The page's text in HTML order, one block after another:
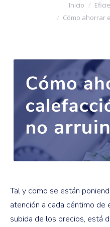
Inicio
Cómo ahorrar
Tal y como se están
atención a cada céntimo de
subida de los precios, está